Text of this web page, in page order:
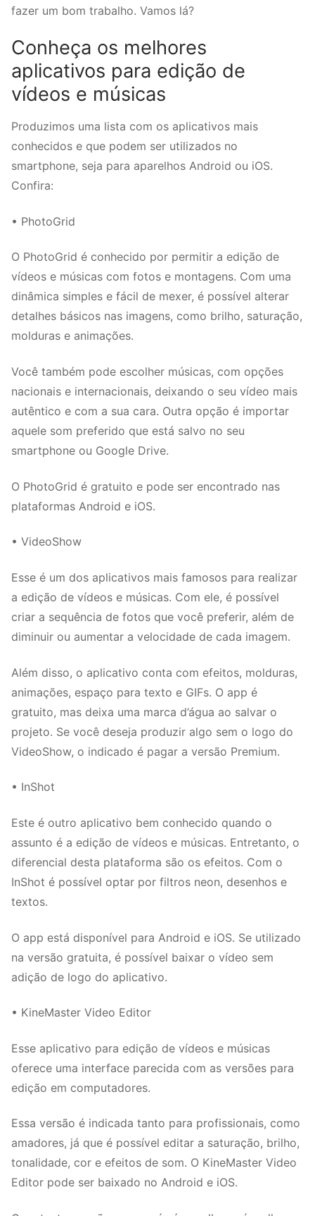
fazer um bom trabalho. Vamos lá?
Conheça os melhores
aplicativos para edição de
vídeos e músicas
Produzimos uma lista com os aplicativos mais
conhecidos e que podem ser utilizados no
smartphone, seja para aparelhos Android ou iOS.
Confira:
• PhotoGrid
O PhotoGrid é conhecido por permitir a edição de
vídeos e músicas com fotos e montagens. Com uma
dinâmica simples e fácil de mexer, é possível alterar
detalhes básicos nas imagens, como brilho, saturação,
molduras e animações.
Você também pode escolher músicas, com opções
nacionais e internacionais, deixando o seu vídeo mais
autêntico e com a sua cara. Outra opção é importar
aquele som preferido que está salvo no seu
smartphone ou Google Drive.
O PhotoGrid é gratuito e pode ser encontrado nas
plataformas Android e iOS.
• VideoShow
Esse é um dos aplicativos mais famosos para realizar
a edição de vídeos e músicas. Com ele, é possível
criar a sequência de fotos que você preferir, além de
diminuir ou aumentar a velocidade de cada imagem.
Além disso, o aplicativo conta com efeitos, molduras,
animações, espaço para texto e GIFs. O app é
gratuito, mas deixa uma marca d’água ao salvar o
projeto. Se você deseja produzir algo sem o logo do
VideoShow, o indicado é pagar a versão Premium.
• InShot
Este é outro aplicativo bem conhecido quando o
assunto é a edição de vídeos e músicas. Entretanto, o
diferencial desta plataforma são os efeitos. Com o
InShot é possível optar por filtros neon, desenhos e
textos.
O app está disponível para Android e iOS. Se utilizado
na versão gratuita, é possível baixar o vídeo sem
adição de logo do aplicativo.
• KineMaster Video Editor
Esse aplicativo para edição de vídeos e músicas
oferece uma interface parecida com as versões para
edição em computadores.
Essa versão é indicada tanto para profissionais, como
amadores, já que é possível editar a saturação, brilho,
tonalidade, cor e efeitos de som. O KineMaster Video
Editor pode ser baixado no Android e iOS.